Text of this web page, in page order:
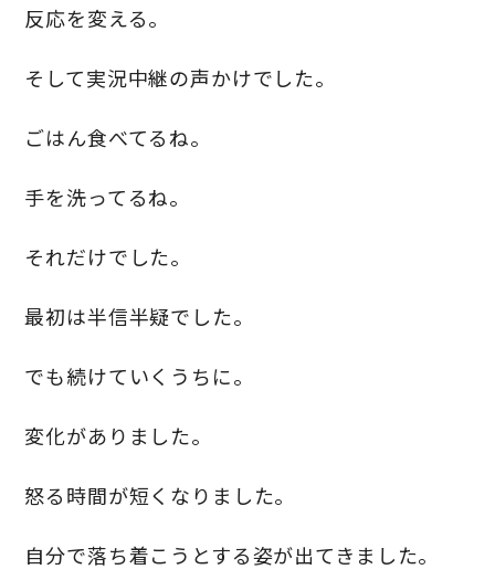
反応を変える。
そして実況中継の声かけでした。
ごはん食べてるね。
手を洗ってるね。
それだけでした。
最初は半信半疑でした。
でも続けていくうちに。
変化がありました。
怒る時間が短くなりました。
自分で落ち着こうとする姿が出てきました。